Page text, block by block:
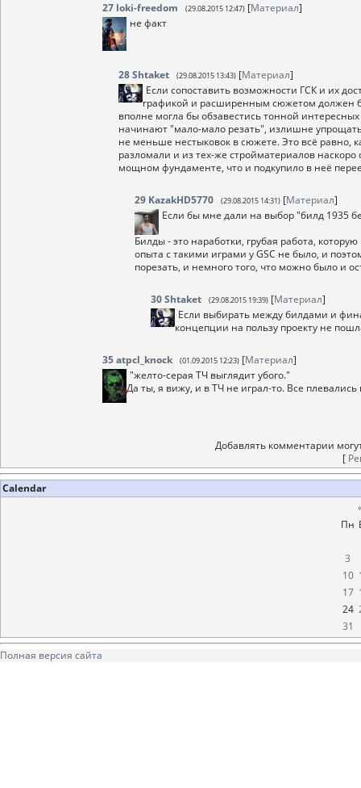
27 loki-freedom (29.08.2015 12:47) [Материал]
не факт
28Shtaket (29.08.2015 13:43) [Материал]
Если сопоставить возможности ГСК и их
графикой и расширенным сюжетом должен
вполне могла бы обзавестись тонной
начинают "мало-мало резать", излишне
не меньше нестыковок в сюжете. Это всё равно,
разломали и из тех-же стройматериалов
мощном фундаменте, что и подкупило в неё
29 KazakHD5770 (29.08.2015 14:31) [Материал]
Если бы мне дали на выбор "билд 1935
Билды - это наработки, грубая работа,
опыта с такими играми у GSC не было, и
порезать, и немного того, что можно было и
30Shtaket (29.08.2015 19:39) [Материал]
Если выбирать между билдами и
концепции на пользу проекту не
35atpcl_knock (01.09.2015 12:23) [Материал]
"желто-серая ТЧ выглядит убого."
Да ты, я вижу, и в ТЧ не играл-то. Все
Добавлять комментарии
[
Calendar
Пн
3
10
17
24
31
Полная версия сайта